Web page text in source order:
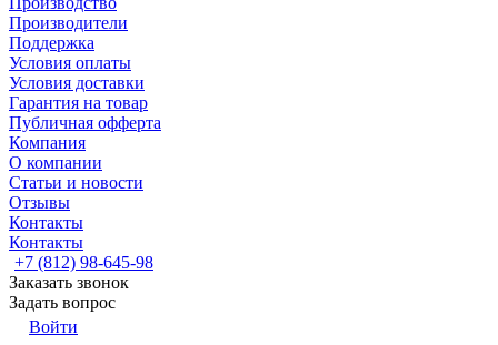
Производители
Поддержка
Условия оплаты
Условия доставки
Гарантия на товар
Публичная офферта
Компания
О компании
Статьи и новости
Отзывы
Контакты
Контакты
+7 (812) 98-645-98
Заказать звонок
Задать вопрос
Войти